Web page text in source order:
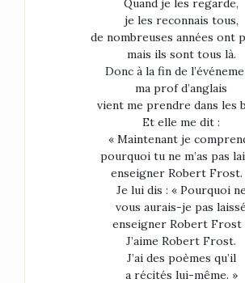
Quand je les regarde,
je les reconnais tous,
de nombreuses années ont
mais ils sont tous là.
Donc à la fin de
ma prof d’anglais
vient me prendre dans les
Et elle me dit :
« Maintenant je
pourquoi tu ne m’as pas
enseigner Robert Frost.
Je lui dis : « Pourquoi ne
vous aurais-je pas laissé
enseigner Robert Frost
J’aime Robert Frost.
J’ai des poèmes qu’il
a récités lui-même. »